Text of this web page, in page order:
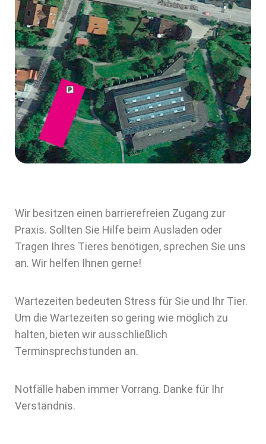
Wir besitzen einen barrierefreien Zugang zur
Praxis. Sollten Sie Hilfe beim Ausladen oder
Tragen Ihres Tieres benötigen, sprechen Sie uns
an. Wir helfen Ihnen gerne!
Wartezeiten bedeuten Stress für Sie und Ihr Tier.
Um die Wartezeiten so gering wie möglich zu
halten, bieten wir ausschließlich
Terminsprechstunden an.
Notfälle haben immer Vorrang. Danke für Ihr
Verständnis.